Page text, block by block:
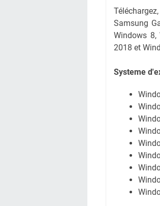
Samsung
Windows 8,
2018 et
Systeme